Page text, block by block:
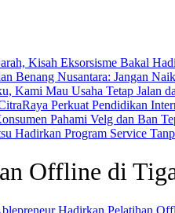
Kami Mau Usaha Tetap Jalan
Offline di